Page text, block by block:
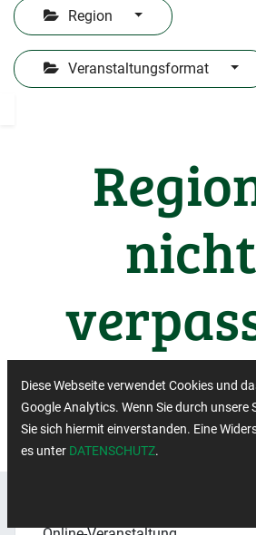
Region
Veranstaltungsformat
Wichtige
Diese Webseite verwendet Cookies und
Google Analytics. Wenn Sie durch unsere
Sie sich hiermit einverstanden. Eine
es unter DATENSCHUTZ.